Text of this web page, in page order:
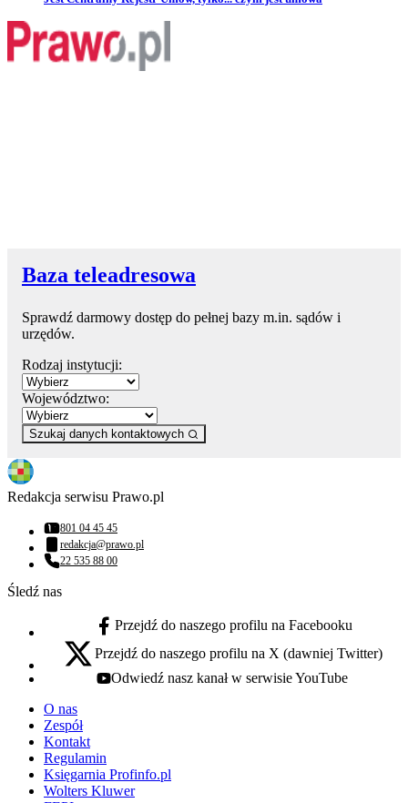
Baza teleadresowa
Sprawdź darmowy dostęp do pełnej bazy m.in. sądów i
urzędów.
Rodzaj instytucji:
Województwo:
Szukaj danych kontaktowych
Redakcja serwisu Prawo.pl
Numer telefonu:
801 04 45 45
Adres email:
redakcja@prawo.pl
Numer telefonu:
22 535 88 00
Śledź nas
facebook - otwiera się w nowej karcie
Przejdź do naszego profilu na Facebooku
x - otwiera się w nowej karcie
Przejdź do naszego profilu na X (dawniej Twitter)
youtube - otwiera się w nowej karcie
Odwiedź nasz kanał w serwisie YouTube
O nas
Zespół
Kontakt
Regulamin
Księgarnia Profinfo.pl
Wolters Kluwer